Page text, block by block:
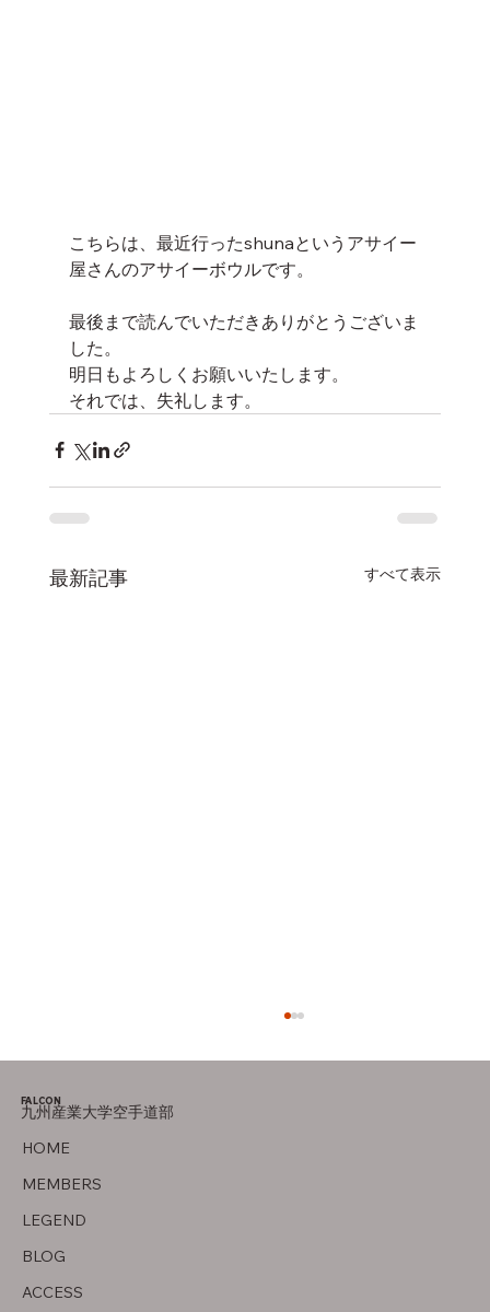
こちらは、最近行ったshunaというアサイー
屋さんのアサイーボウルです。
最後まで読んでいただきありがとうございま
した。
明日もよろしくお願いいたします。
それでは、失礼します。
最新記事 すべて表示
HOME
MEMBERS
LEGEND
BLOG
ACCESS
FALCON
九州産業大学空手道部